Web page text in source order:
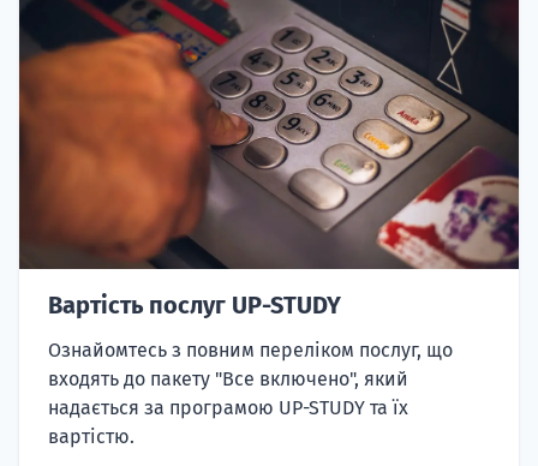
Вартість послуг UP-STUDY
Ознайомтесь з повним переліком послуг, що
входять до пакету "Все включено", який
надається за програмою UP-STUDY та їх
вартістю.